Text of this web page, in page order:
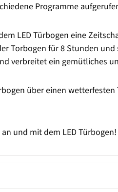
Programme
LED Türbogen eine
Torbogen für 8 Stunden
verbreitet ein gemütliches
über einen
und mit dem LED Türbogen!